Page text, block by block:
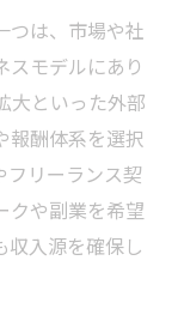
つは、市場や社
モデルにあり
大といった外部
報酬体系を選択
フリーランス契
クや副業を希望
収入源を確保し